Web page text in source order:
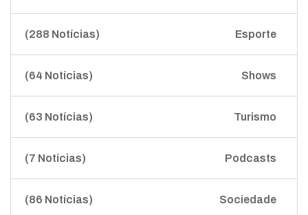
Esporte
(288 Notícias)
Shows
(64 Notícias)
Turismo
(63 Notícias)
Podcasts
(7 Notícias)
Sociedade
(86 Notícias)